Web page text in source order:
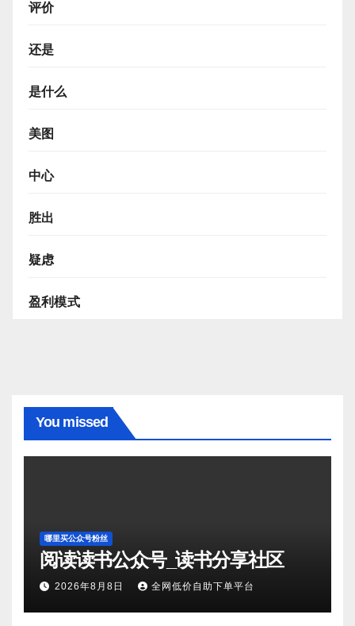
评价
还是
是什么
美图
中心
胜出
疑虑
盈利模式
You missed
哪里买公众号粉丝
阅读读书公众号_读书分享社区
2026年8月8日 全网低价自助下单平台